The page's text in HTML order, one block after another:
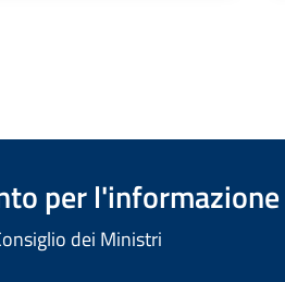
per
dei Ministri